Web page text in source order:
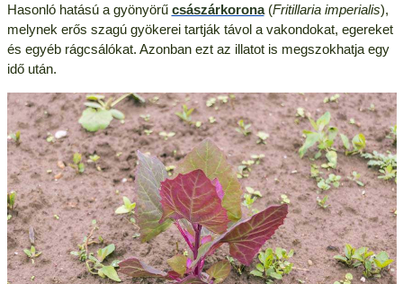
Hasonló hatású a gyönyörű császárkorona(Fritillaria imperialis),
melynek erős szagú gyökerei tartják távol a vakondokat, egereket
és egyéb rágcsálókat. Azonban ezt az illatot is megszokhatja egy
idő után.